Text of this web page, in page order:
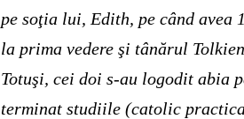
pe soţia lui, Edith, pe când avea
la prima vedere şi tânărul
Totuşi, cei doi s-au logodit abia
terminat studiile (catolic